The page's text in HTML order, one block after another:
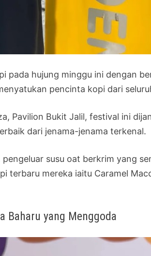
pada hujung minggu ini dengan
pencinta kopi dari
Pavilion Bukit Jalil, festival ini
dari jenama-jenama terkenal.
susu oat berkrim yang
terbaru mereka iaitu Caramel
Baharu yang Menggoda